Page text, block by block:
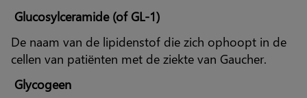
Glucosylceramide (of GL-1)
De naam van de lipidenstof die zich ophoopt in de
cellen van patiënten met de ziekte van Gaucher.
Glycogeen